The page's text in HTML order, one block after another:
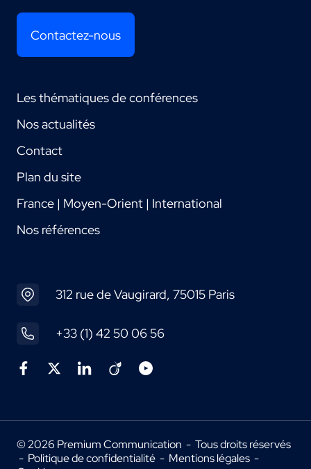
Contactez-nous
Les thématiques de conférences
Nos actualités
Contact
Plan du site
France | Moyen-Orient | International
Nos références
312 rue de Vaugirard, 75015 Paris
+33 (1) 42 50 06 56
© 2026 Premium Communication - Tous droits réservés
- Politique de confidentialité - Mentions légales -